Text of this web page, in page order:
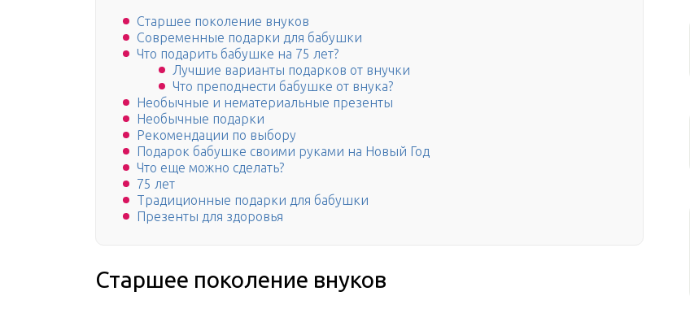
Старшее поколение внуков
Современные подарки для бабушки
Что подарить бабушке на 75 лет?
Лучшие варианты подарков от внучки
Что преподнести бабушке от внука?
Необычные и нематериальные презенты
Необычные подарки
Рекомендации по выбору
Подарок бабушке своими руками на Новый Год
Что еще можно сделать?
75 лет
Традиционные подарки для бабушки
Презенты для здоровья
Старшее поколение внуков